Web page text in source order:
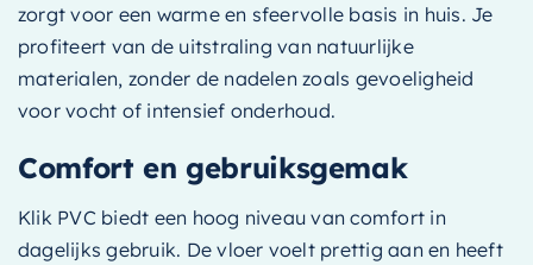
zorgt voor een warme en sfeervolle basis in huis. Je
profiteert van de uitstraling van natuurlijke
materialen, zonder de nadelen zoals gevoeligheid
voor vocht of intensief onderhoud.
Comfort en gebruiksgemak
Klik PVC biedt een hoog niveau van comfort in
dagelijks gebruik. De vloer voelt prettig aan en heeft